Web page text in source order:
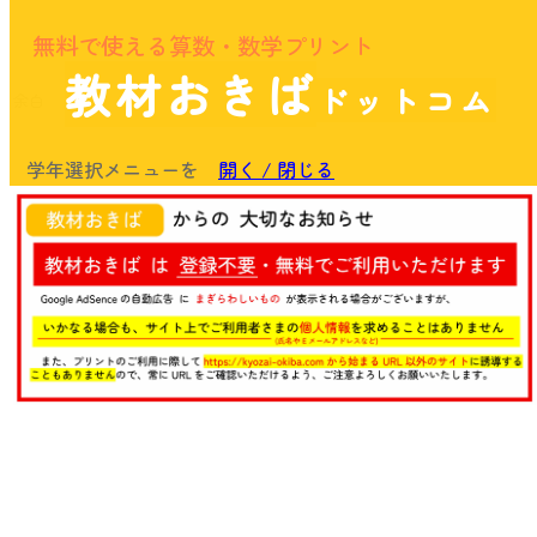
無料で使える算数・数学プリント
教材おきば ドットコム
学年選択メニューを 開く / 閉じる